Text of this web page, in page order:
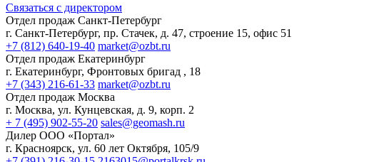
Связаться с директором
Отдел продаж Санкт-Петербург
г. Санкт-Петербург, пр. Стачек, д. 47, строение 15, офис 51
+7 (812) 640-19-40 market@ozbt.ru
Отдел продаж Екатеринбург
г. Екатеринбург, Фронтовых бригад , 18
+7 (343) 216-61-33 market@ozbt.ru
Отдел продаж Москва
г. Москва, ул. Кунцевская, д. 9, корп. 2
+ 7 (495) 902-55-20 sales@geomash.ru
Дилер ООО «Портал»
г. Красноярск, ул. 60 лет Октября, 105/9